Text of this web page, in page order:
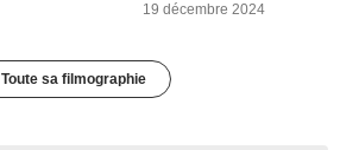
19 décembre 2024
Toute sa filmographie